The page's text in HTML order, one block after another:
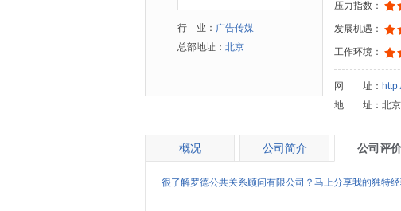
行 业： 广告传媒
总部地址： 北京
压力指数：
发展机遇：
工作环境：
网 址：
地 址：北京
概况 公司简介 公司评价
很了解罗德公共关系顾问有限公司？马上分享我的独特经